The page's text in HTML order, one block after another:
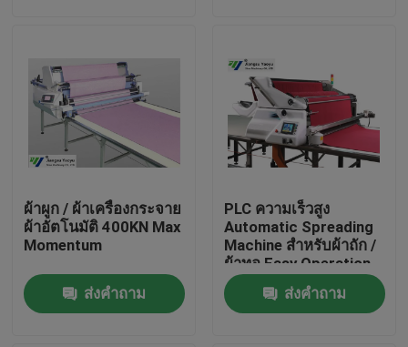
สินค้า
เกี่ยวกับเรา
ควบคุมคุณภาพ
ติดต่อเรา
ผ้าผูก / ผ้าเครื่องกระจาย
ผ้าอัตโนมัติ 400KN Max
Momentum
ส่งคำถาม
PLC ความเร็วสูง
Automatic Spreading
Machine สำหรับผ้าถัก /
ผ้าทอ Easy Operation
ส่งคำถาม